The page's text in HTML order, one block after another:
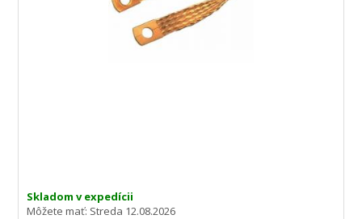
Skladom v expedícii
Môžete mať: Streda 12.08.2026